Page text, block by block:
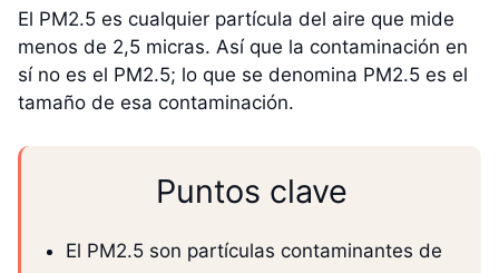
El PM2.5 es cualquier partícula del aire que mide
menos de 2,5 micras. Así que la contaminación en
sí no es el PM2.5; lo que se denomina PM2.5 es el
tamaño de esa contaminación.
Puntos clave
El PM2.5 son partículas contaminantes de